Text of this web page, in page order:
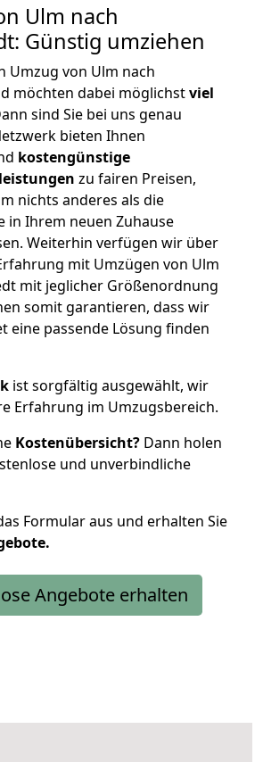
Ulm nach
Günstig umziehen
Umzug von Ulm nach
möchten dabei möglichstviel
sind Sie bei uns genau
bieten Ihnen
kostengünstige
zu fairen Preisen,
nichts anderes als die
in Ihrem neuen Zuhause
Weiterhin verfügen wir über
mit Umzügen von Ulm
mit jeglicher Größenordnung
somit garantieren, dass wir
eine passende Lösung finden
ist sorgfältig ausgewählt, wir
Erfahrung im Umzugsbereich.
Kostenübersicht? Dann holen
und unverbindliche
Formular aus und erhalten Sie
Angebote erhalten